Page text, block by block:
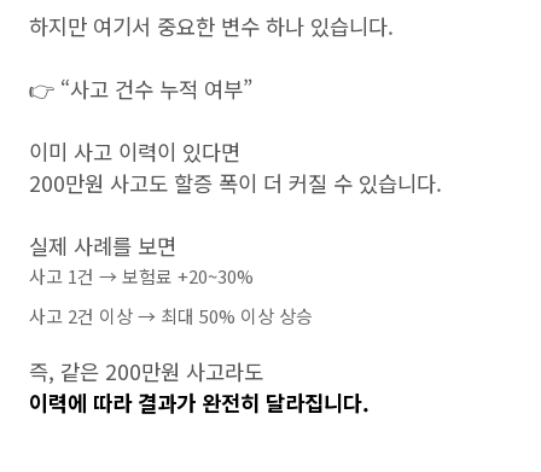
하지만 여기서 중요한 변수 하나 있습니다.
👉 “사고 건수 누적 여부”
이미 사고 이력이 있다면
200만원 사고도 할증 폭이 더 커질 수 있습니다.
실제 사례를 보면
사고 1건 → 보험료 +20~30%
사고 2건 이상 → 최대 50% 이상 상승
즉, 같은 200만원 사고라도
이력에 따라 결과가 완전히 달라집니다.